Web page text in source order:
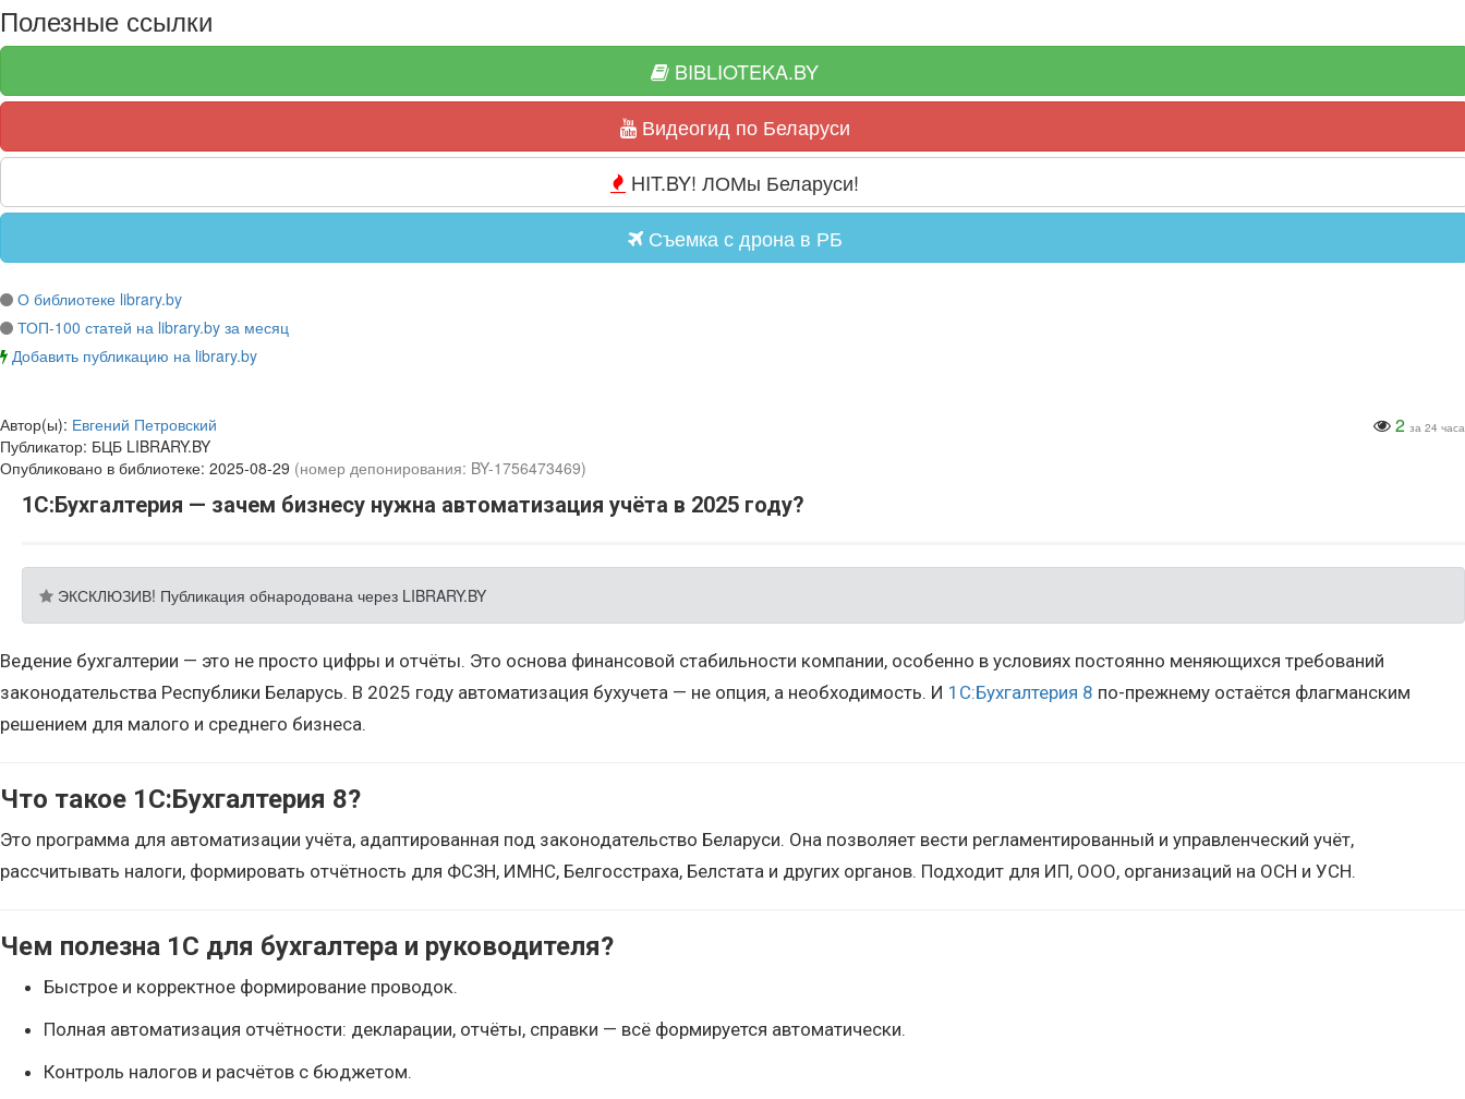
Полезные ссылки
BIBLIOTEKA.BY
Видеогид по Беларуси
HIT.BY! ЛОМы Беларуси!
Съемка с дрона в РБ
О библиотеке library.by
ТОП-100 статей на library.by за месяц
Добавить публикацию на library.by
2 за 24 часа
Автор(ы): Евгений Петровский
Публикатор: БЦБ LIBRARY.BY
Опубликовано в библиотеке: 2025-08-29 (номер депонирования: BY-1756473469)
1С:Бухгалтерия — зачем бизнесу нужна автоматизация учёта в 2025 году?
ЭКСКЛЮЗИВ! Публикация обнародована через LIBRARY.BY
Ведение бухгалтерии — это не просто цифры и отчёты. Это основа финансовой стабильности компании, особенно в условиях постоянно меняющихся требований
законодательства Республики Беларусь. В 2025 году автоматизация бухучета — не опция, а необходимость. И 1С:Бухгалтерия 8 по-прежнему остаётся флагманским
решением для малого и среднего бизнеса.
Что такое 1С:Бухгалтерия 8?
Это программа для автоматизации учёта, адаптированная под законодательство Беларуси. Она позволяет вести регламентированный и управленческий учёт,
рассчитывать налоги, формировать отчётность для ФСЗН, ИМНС, Белгосстраха, Белстата и других органов. Подходит для ИП, ООО, организаций на ОСН и УСН.
Чем полезна 1С для бухгалтера и руководителя?
Быстрое и корректное формирование проводок.
Полная автоматизация отчётности: декларации, отчёты, справки — всё формируется автоматически.
Контроль налогов и расчётов с бюджетом.